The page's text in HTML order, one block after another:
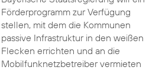
Förderprogramm zur Verfügung
stellen, mit dem die Kommunen
passive Infrastruktur in den weißen
Flecken errichten und an die
Mobilfunknetzbetreiber vermieten